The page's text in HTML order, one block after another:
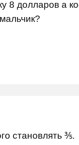
8 долларов а
становлять ⅗.